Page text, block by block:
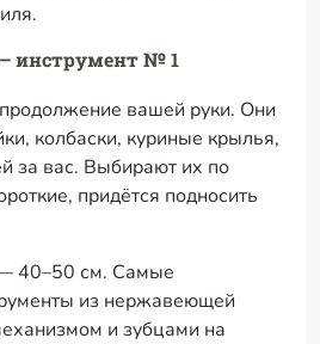
инструмент № 1
вашей руки. Они
колбаски, куриные крылья,
за вас. Выбирают их по
придётся подносить
40–50 см. Самые
из нержавеющей
и зубцами на